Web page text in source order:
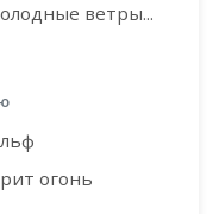
ветры...
огонь